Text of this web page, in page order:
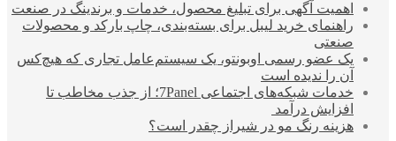
اهمیت آگهی برای تبلیغ محصول، خدمات و برندینگ در صنعت
راهنمای خرید لیبل برای بسته‌بندی، چاپ بارکد و محصولات
صنعتی
یک عضو رسمی اوبونتو، یک سیستم‌عامل تجاری که هیچ‌کس
آن را ندیده است
خدمات شبکه‌های اجتماعی 7Panel؛ از جذب مخاطب تا
افزایش درآمد
هزینه رنگ مو در شیراز چقدر است؟